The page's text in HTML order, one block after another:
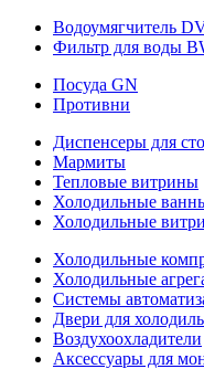
Водоумягчитель
Фильтр для воды
Посуда GN
Противни
Диспенсеры для
Мармиты
Тепловые витрины
Холодильные
Холодильные
Холодильные
Холодильные
Системы
Двери для
Воздухоохладители
Аксессуары для